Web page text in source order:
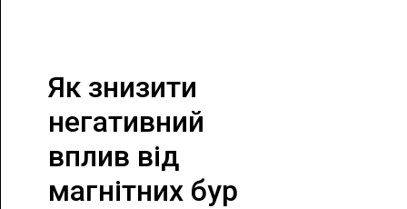
Як знизити
негативний
вплив від
магнітних бур